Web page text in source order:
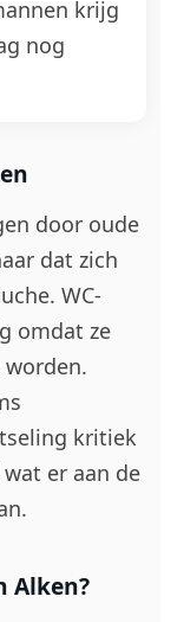
krijg
nog
door oude
dat zich
WC-
omdat ze
kritiek
er aan de
Alken?